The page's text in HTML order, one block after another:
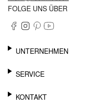
FOLGE UNS ÜBER
UNTERNEHMEN
KARRIERE
BARRIEREFREIHEIT
SERVICE
WHATSAPP
KONTAKT